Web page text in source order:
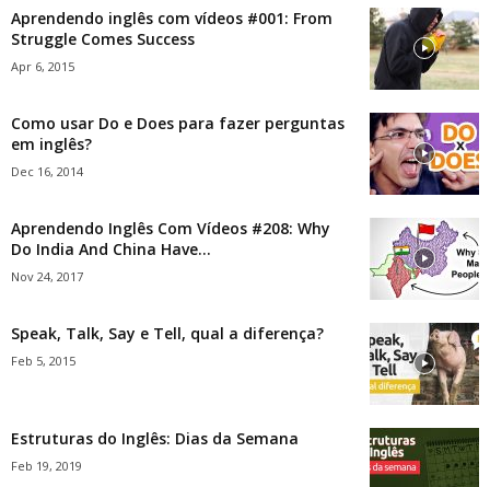
Aprendendo inglês com vídeos #001: From
Struggle Comes Success
Apr 6, 2015
Como usar Do e Does para fazer perguntas
em inglês?
Dec 16, 2014
Aprendendo Inglês Com Vídeos #208: Why
Do India And China Have...
Nov 24, 2017
Speak, Talk, Say e Tell, qual a diferença?
Feb 5, 2015
Estruturas do Inglês: Dias da Semana
Feb 19, 2019